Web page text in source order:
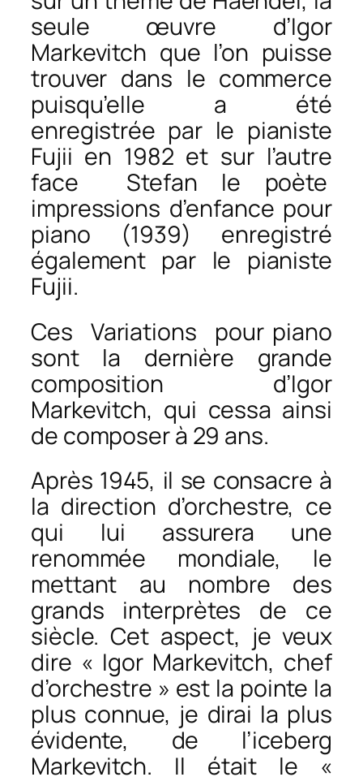
seule œuvre d’Igor
Markevitch que l’on puisse
trouver dans le commerce
puisqu’elle a été
enregistrée par le pianiste
Fujii en 1982 et sur l’autre
face Stefan le poète
impressions d’enfance pour
piano (1939) enregistré
également par le pianiste
Fujii.
Ces Variations pour piano
sont la dernière grande
composition d’Igor
Markevitch, qui cessa ainsi
de composer à 29 ans.
Après 1945, il se consacre à
la direction d’orchestre, ce
qui lui assurera une
renommée mondiale, le
mettant au nombre des
grands interprètes de ce
siècle. Cet aspect, je veux
dire « Igor Markevitch, chef
d’orchestre » est la pointe la
plus connue, je dirai la plus
évidente, de l’iceberg
Markevitch. Il était le «